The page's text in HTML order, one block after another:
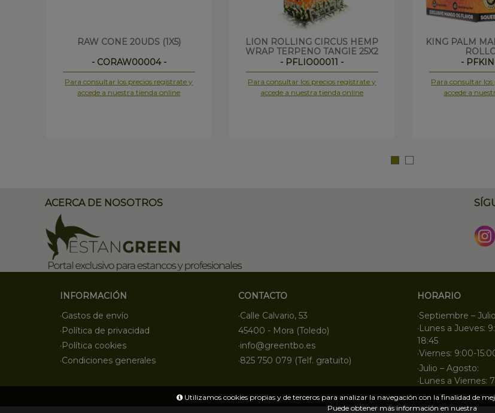
RAW CONE 20UDS (1X5)
- CORAW00004 -
Para consultar los precios regístrate y
accede a nuestra tienda online
LION ROLLING CIRCUS HEMP
WRAP TERPENO TANGIE 25X2
- PFLIO00011 -
Para consultar los precios regístrate y
accede a nuestra tienda online
KING PALM
-
Para consultar
accede a
ACERCA DE NOSOTROS
INFORMACIÓN
·Gastos de envío
·Política de privacidad
·Política cookies
·Condiciones generales
CONTACTO
·Calle Calvario, 53
45400 - Mora (Toledo)
·info@greentbo.es
·825 750 079 (Telf. gratuito)
HORARIO
·Septiembre –
·Lunes a Jueves:
18:45
·Viernes: 9:00-
·Julio – Agosto:
·Lunes a Viernes:
Utilizamos cookies propias y de terceros para analizar la navegación con la finalidad de
Puede obtener más información en nuestra